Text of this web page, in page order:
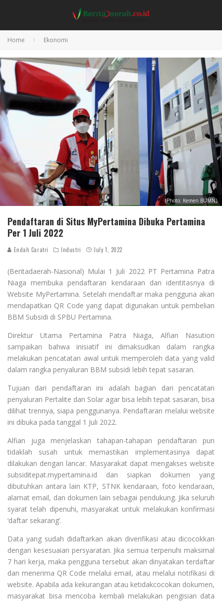
Home Ekonomi
(Photo: Kemen BUMN)
Pendaftaran di Situs MyPertamina Dibuka Pertamina
Per 1 Juli 2022
Endah Caratri Industri July 1, 2022
(Beritadaerah-Nasional) Mulai 1 Juli 2022 PT Pertamina Patra
Niaga membuka pendaftaran kendaraan dan identitasnya di
Website MyPertamina. Setelah mendaftar maka pengguna akan
mendapatkan QR Code yang dapat digunakan untuk pembelian
BBM Subsidi di SPBU Pertamina.
Direktur Utama Pertamina Patra Niaga, Alfian Nasution
sampaikan bahwa inisiatif ini dimaksudkan dalam rangka
melakukan pencatatan awal untuk memperoleh data yang valid
dalam rangka penyaluran BBM subsidi lebih tepat sasaran.
Tujuan dari pendaftaran ini adalah bagian dari pencatatan
penyaluran Pertalite dan Solar agar bisa lebih tepat sasaran, bisa
dilihat trennya, siapa penggunanya. Pendaftaran melalui website
ini dibuka pada tanggal 1 Juli 2022.
Alfian juga menjelaskan tahapan-tahapan pendaftaran pun
tidaklah susah untuk memastikan implementasinya dapat
dilakukan dengan lancar. Masyarakat dapat mengakses website
subsiditepat.mypertamina.id dan siapkan dokumen yang
dibutuhkan antara lain KTP, STNK kendaraan, foto kendaraan,
alamat email, dan dokumen lain sebagai pendukung. Jika seluruh
syarat telah dipenuhi, masyarakat untuk melakukan konfirmasi
‘daftar sekarang’.
Data yang sudah didaftarkan akan diverifikasi atau dicocokkan
dengan kesesuaian persyaratan. Jika semua terpenuhi maksimal
7 hari kerja, maka pengguna tersebut akan dinyatakan terdaftar
dan menerima QR Code melalui email, atau melalui notifikasi di
website. Apabila ada kekurangan atau ketidakcocokan dokumen,
masyarakat bisa mencoba kembali melakukan pengisian data